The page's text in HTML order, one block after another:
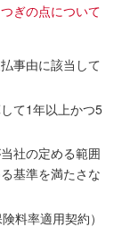
ぎの点について
事由に該当して
て1年以上かつ5
社の定める範囲
基準を満たさな
料率適用契約）